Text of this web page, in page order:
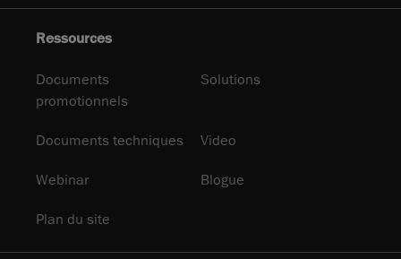
Ressources
Documents
promotionnels
Solutions
Documents techniques Video
Webinar Blogue
Plan du site